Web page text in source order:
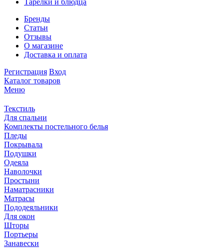
Тарелки и блюдца
Бренды
Статьи
Отзывы
О магазине
Доставка и оплата
Регистрация Вход
Каталог товаров
Меню
Текстиль
Для спальни
Комплекты постельного белья
Пледы
Покрывала
Подушки
Одеяла
Наволочки
Простыни
Наматрасники
Матрасы
Пододеяльники
Для окон
Шторы
Портьеры
Занавески